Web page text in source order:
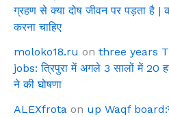
ग्रहण से क्या दोष जीवन पर पड़ता है |
करना चाहिए
moloko18.ru on three years
jobs: त्रिपुरा में अगले 3 सालों में 20
ने की घोषणा
ALEXfrota on up Waqf